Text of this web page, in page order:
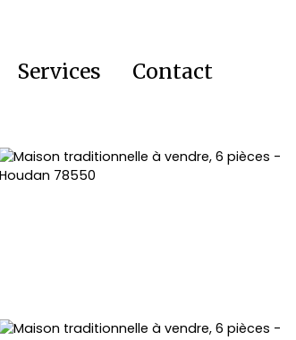
Services Contact